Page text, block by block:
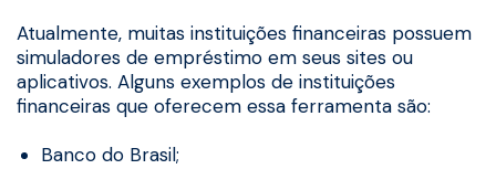
Atualmente, muitas instituições financeiras possuem
simuladores de empréstimo em seus sites ou
aplicativos. Alguns exemplos de instituições
financeiras que oferecem essa ferramenta são:
Banco do Brasil;